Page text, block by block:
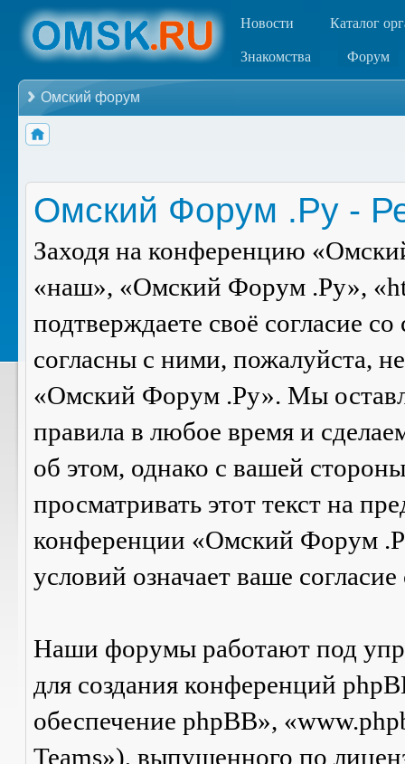
Новости Каталог
Знакомства Форум
Омский форум
Омский Форум .Ру -
Заходя на конференцию
«наш», «Омский Форум .Ру»,
подтверждаете своё согласие
согласны с ними, пожалуйста,
«Омский Форум .Ру». Мы
правила в любое время и
об этом, однако с вашей
просматривать этот текст на
конференции «Омский Форум
условий означает ваше
Наши форумы работают под
для создания конференций
обеспечение phpBB»,
Teams»), выпущенного по